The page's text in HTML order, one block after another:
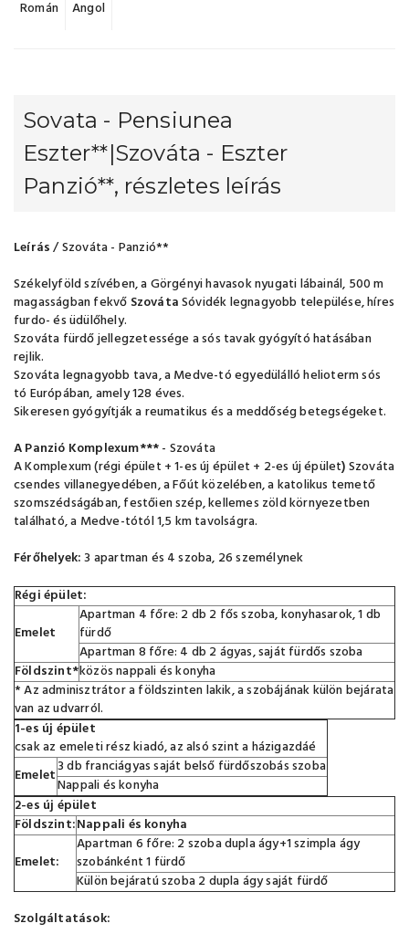
Román Angol
Sovata - Pensiunea
Eszter**|Szováta - Eszter
Panzió**, részletes leírás
Leírás/ Szováta - Panzió**
Székelyföld szívében, a Görgényi havasok nyugati lábainál, 500 m
magasságban fekvő SzovátaSóvidék legnagyobb települése, híres
furdo- és üdülőhely.
Szováta fürdő jellegzetessége a sós tavak gyógyító hatásában
rejlik.
Szováta legnagyobb tava, a Medve-tó egyedülálló helioterm sós
tó Európában, amely 128 éves.
Sikeresen gyógyítják a reumatikus és a meddőség betegségeket.
A Panzió Komplexum***- Szováta
A Komplexum (régi épület + 1-es új épület + 2-es új épület)Szováta
csendes villanegyedében, a Főút közelében, a katolikus temető
szomszédságában, festőien szép, kellemes zöld környezetben
található, a Medve-tótól 1,5 km tavolságra.
Férőhelyek:3 apartman és 4 szoba, 26 személynek
Régi épület:
Emelet
Apartman 4 főre: 2 db 2 fős szoba, konyhasarok, 1 db
fürdő
Apartman 8 főre: 4 db 2 ágyas, saját fürdős szoba
Földszint*közös nappali és konyha
* Az adminisztrátor a földszinten lakik, a szobájának külön bejárata
van az udvarról.
1-es új épület
csak az emeleti rész kiadó, az alsó szint a házigazdáé
Emelet3 db franciágyas saját belső fürdőszobás szoba
Nappali és konyha
2-es új épület
Földszint:Nappali és konyha
Emelet:
Apartman 6 főre: 2 szoba dupla ágy+1 szimpla ágy
szobánként 1 fürdő
Külön bejáratú szoba 2 dupla ágy saját fürdő
Szolgáltatások: